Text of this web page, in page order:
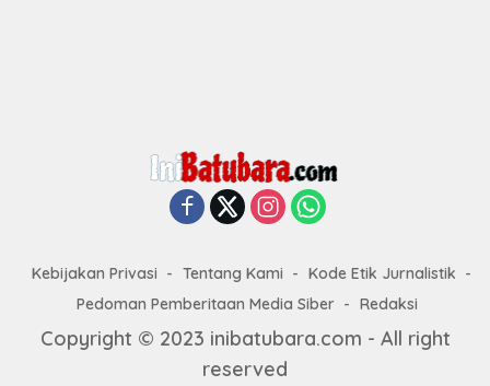
Kebijakan Privasi Tentang Kami
Kode Etik Jurnalistik
Pedoman Pemberitaan Media Siber
Redaksi
Copyright © 2023 inibatubara.com - All right
reserved